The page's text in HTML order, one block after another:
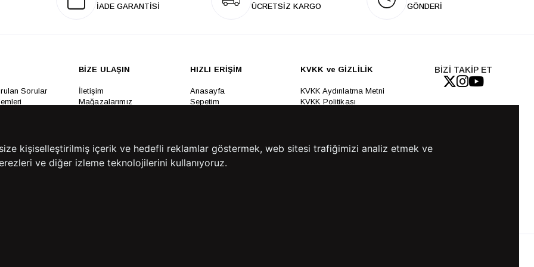
İADE GARANTİSİ
ÜCRETSİZ KARGO
GÖNDERİ
Sorular
Sadakat
Üyelik Sözleşmesi
Koşulları
BİZE ULAŞIN
İletişim
Mağazalarımız
HIZLI ERİŞİM
Anasayfa
Sepetim
KVKK ve GİZLİLİK
KVKK Aydınlatma Metni
KVKK Politikası
Kullanım Koşulları
ETK Aydınlatma Metni
BİZİ TAKİP ET
kişiselleştirilmiş içerik ve hedefli reklamlar göstermek, web sitesi trafiğimizi analiz etmek ve
ve diğer izleme teknolojilerini kullanıyoruz.